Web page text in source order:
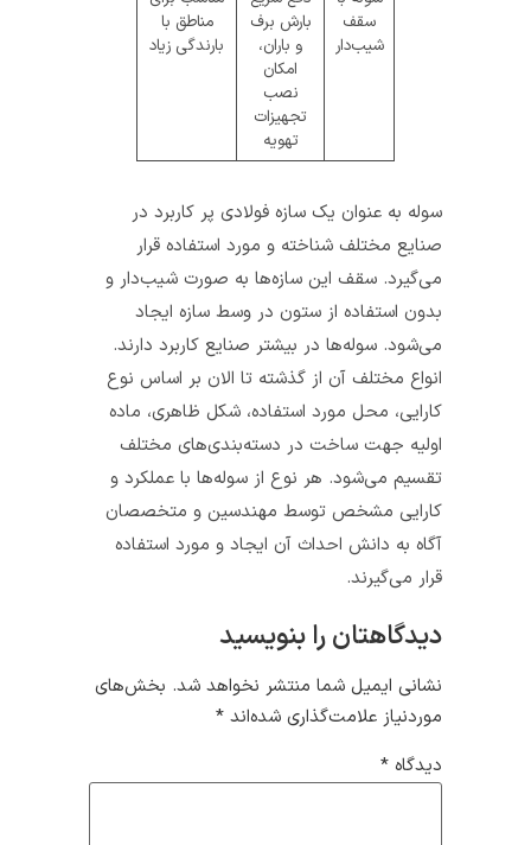
بارش برف
و باران،
مناطق با
بارندگی زیاد
سوله به عنوان یک سازه فولادی پر کاربرد در
صنایع مختلف شناخته و مورد استفاده قرار
می‌گیرد. سقف این سازه‌ها به صورت شیب‌دار و
بدون استفاده از ستون در وسط سازه ایجاد
می‌شود. سوله‌ها در بیشتر صنایع کاربرد دارند.
انواع مختلف آن از گذشته تا الان بر اساس نوع
کارایی، محل مورد استفاده، شکل ظاهری، ماده
اولیه جهت ساخت در دسته‌بندی‌های مختلف
تقسیم می‌شود. هر نوع از سوله‌ها با عملکرد و
کارایی مشخص توسط مهندسین و متخصصان
آگاه به دانش احداث آن ایجاد و مورد استفاده
قرار می‌گیرند.
دیدگاهتان را بنویسید
نشانی ایمیل شما منتشر نخواهد شد. بخش‌های
موردنیاز علامت‌گذاری شده‌اند*